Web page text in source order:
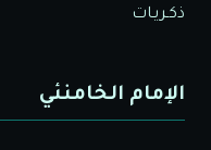
ذكـريـات
الإمام الخامنئي